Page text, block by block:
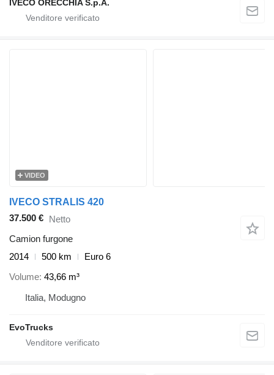
IVECO ORECCHIA S.p.A.
VIDEO
IVECO STRALIS 420
37.500 € Netto
Camion furgone
2014
500 km
Euro 6
Volume 43,66 m³
Italia, Modugno
EvoTrucks